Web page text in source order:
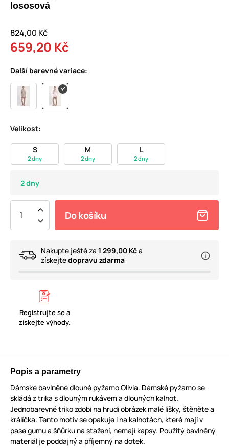
lososová
824,00 Kč
659,20 Kč
Další barevné variace:
Velikost:
S
2 dny
M
2 dny
L
2 dny
2 dny
Do košíku
Nakupte ještě za 1 299,00 Kča
získejtedopravu zdarma
Registrujte se a
získejte výhody.
Popis a parametry
Dámské bavlněné dlouhé pyžamo Olivia. Dámské pyžamo se
skládá z trika s dlouhým rukávem a dlouhých kalhot.
Jednobarevné triko zdobí na hrudi obrázek malé lišky, štěněte a
králíčka. Tento motiv se opakuje i na kalhotách, které mají v
pase gumu a šňůrku na stažení, nemají kapsy. Použitý bavlněný
materiál je poddajný a příjemný na dotek.